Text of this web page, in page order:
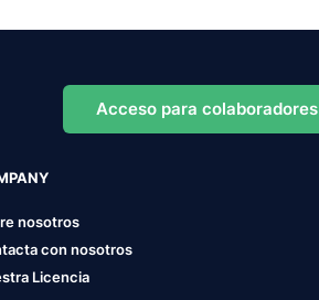
Acceso para colaboradores
nosotros
con nosotros
Licencia